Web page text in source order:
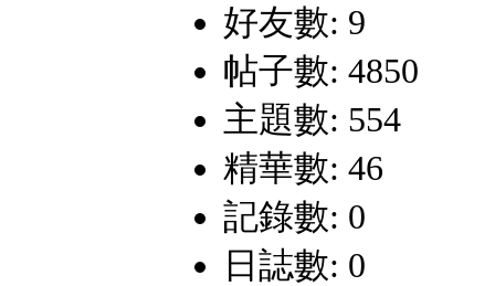
好友數: 9
帖子數: 4850
主題數: 554
精華數: 46
記錄數: 0
日誌數: 0